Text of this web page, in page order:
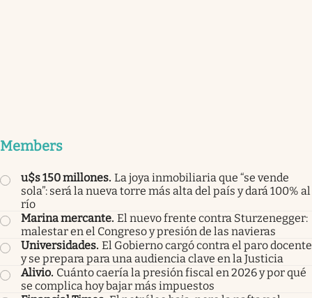
Members
u$s 150 millones. La joya inmobiliaria que “se vende
sola”: será la nueva torre más alta del país y dará 100% al
río
Marina mercante. El nuevo frente contra Sturzenegger:
malestar en el Congreso y presión de las navieras
Universidades. El Gobierno cargó contra el paro docente
y se prepara para una audiencia clave en la Justicia
Alivio. Cuánto caería la presión fiscal en 2026 y por qué
se complica hoy bajar más impuestos